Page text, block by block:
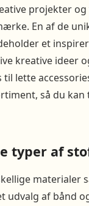
projekter og
En af de
et
kreative ideer
lette
så du
typer af
materialer
udvalg af bånd